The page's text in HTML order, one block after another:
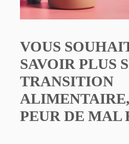
VOUS
SAVOIR PLUS
TRANSITION
PEUR DE MAL